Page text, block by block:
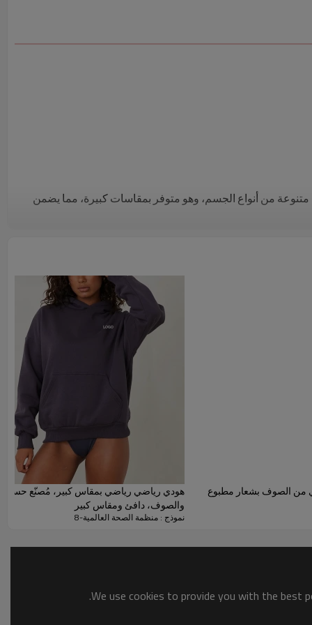
من أنواع الجسم، وهو متوفر بمقاسات كبيرة، مما يضمن
فإن القلنسوة تحافظ على أسلوب بسيط ومتعدد
مزجها ومطابقتها مع عناصر ملابس الشتاء الأخرى.
تصميمه محايد بما يكفي لجذب جمهور للجنسين، مما يوفر وصولاً
من الصوف بشعار مطبوع
هودي رياضي رياضي بمقاس كبير، مُصنّع حسب
والصوف، دافئ ومقاس كبير
نموذج : منظمة الصحة العالمية-8
We use cookies to provide you with the best